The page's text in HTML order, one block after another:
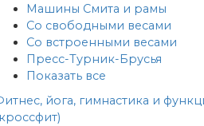
Машины Смита и рамы
Со свободными весами
Со встроенными весами
Пресс-Турник-Брусья
Показать все
йога, гимнастика и